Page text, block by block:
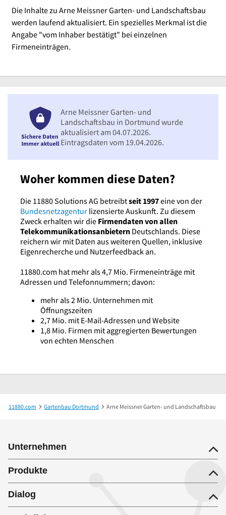
Die Inhalte zu Arne Meissner Garten- und Landschaftsbau
werden laufend aktualisiert. Ein spezielles Merkmal ist die
Angabe "vom Inhaber bestätigt" bei einzelnen
Firmeneinträgen.
Woher kommen diese Daten?
Die 11880 Solutions AG betreibtseit 1997eine von der
Bundesnetzagentur lizensierte Auskunft. Zu diesem
Zweck erhalten wir die Firmendaten von allen
Telekommunikationsanbietern Deutschlands. Diese
reichern wir mit Daten aus weiteren Quellen, inklusive
Eigenrecherche und Nutzerfeedback an.
11880.com hat mehr als 4,7 Mio. Firmeneinträge mit
Adressen und Telefonnummern; davon:
mehr als 2 Mio. Unternehmen mit
Öffnungszeiten
2,7 Mio. mit E-Mail-Adressen und Website
1,8 Mio. Firmen mit aggregierten Bewertungen
von echten Menschen
Arne Meissner Garten- und
Landschaftsbau in Dortmund wurde
aktualisiert am 04.07.2026.
Eintragsdaten vom 19.04.2026.
11880.com Gartenbau Dortmund Arne Meissner Garten- und Landschaftsbau
Unternehmen
Produkte
Dialog